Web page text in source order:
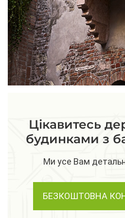
Цікавитесь
будинками з
Ми усе Вам
БЕЗКОШТОВНА